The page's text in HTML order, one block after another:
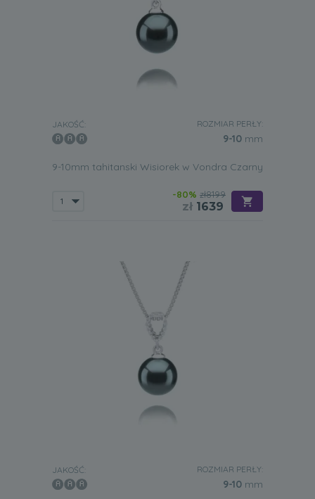
JAKOŚĆ: ROZMIAR PERŁY:
9-10 mm
9-10mm tahitanski Wisiorek w Vondra Czarny
-80% zł8199
zł 1639
JAKOŚĆ: ROZMIAR PERŁY:
9-10 mm